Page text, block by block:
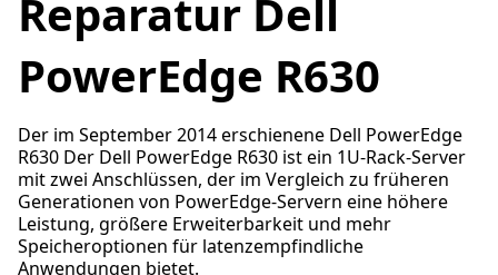
Reparatur Dell
PowerEdge R630
Der im September 2014 erschienene Dell PowerEdge
R630 Der Dell PowerEdge R630 ist ein 1U-Rack-Server
mit zwei Anschlüssen, der im Vergleich zu früheren
Generationen von PowerEdge-Servern eine höhere
Leistung, größere Erweiterbarkeit und mehr
Speicheroptionen für latenzempfindliche
Anwendungen bietet.